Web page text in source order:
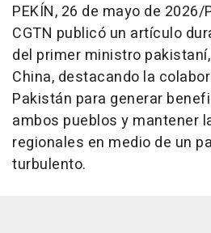
PEKÍN, 26 de mayo de 2026/
CGTN publicó un artículo
del primer ministro
China, destacando la
Pakistán para generar
ambos pueblos y mantener
regionales en medio de un
turbulento.